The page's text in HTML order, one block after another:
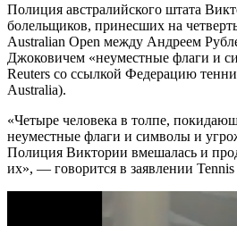
Полиция австралийского штата
болельщиков, принесших на
Australian Open между Андреем
Джоковичем «неуместные флаги и
Reuters со ссылкой Федерацию
Australia).
«Четыре человека в толпе,
неуместные флаги и символы и
Полиция Виктории вмешалась и
их», — говорится в заявлении Tennis